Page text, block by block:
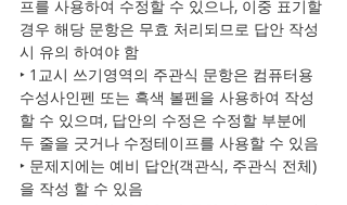
프를 사용하여 수정할 수 있으나, 이중 표기할
경우 해당 문항은 무효 처리되므로 답안 작성
시 유의 하여야 함
‣ 1교시 쓰기영역의 주관식 문항은 컴퓨터용
수성사인펜 또는 흑색 볼펜을 사용하여 작성
할 수 있으며, 답안의 수정은 수정할 부분에
두 줄을 긋거나 수정테이프를 사용할 수 있음
‣ 문제지에는 예비 답안(객관식, 주관식 전체)
을 작성 할 수 있음